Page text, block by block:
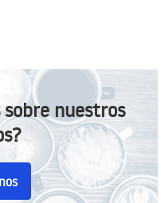
nuestros